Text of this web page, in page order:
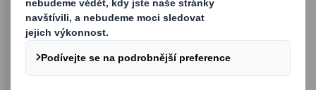
DS Smith Lift Up
Plně recyklovatelná alternativa plastové
smršťovací fólie pro vícenásobná balení
pevných lahví na bázi vláken.